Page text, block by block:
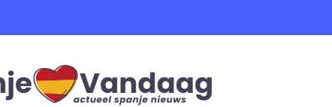
digitale krant